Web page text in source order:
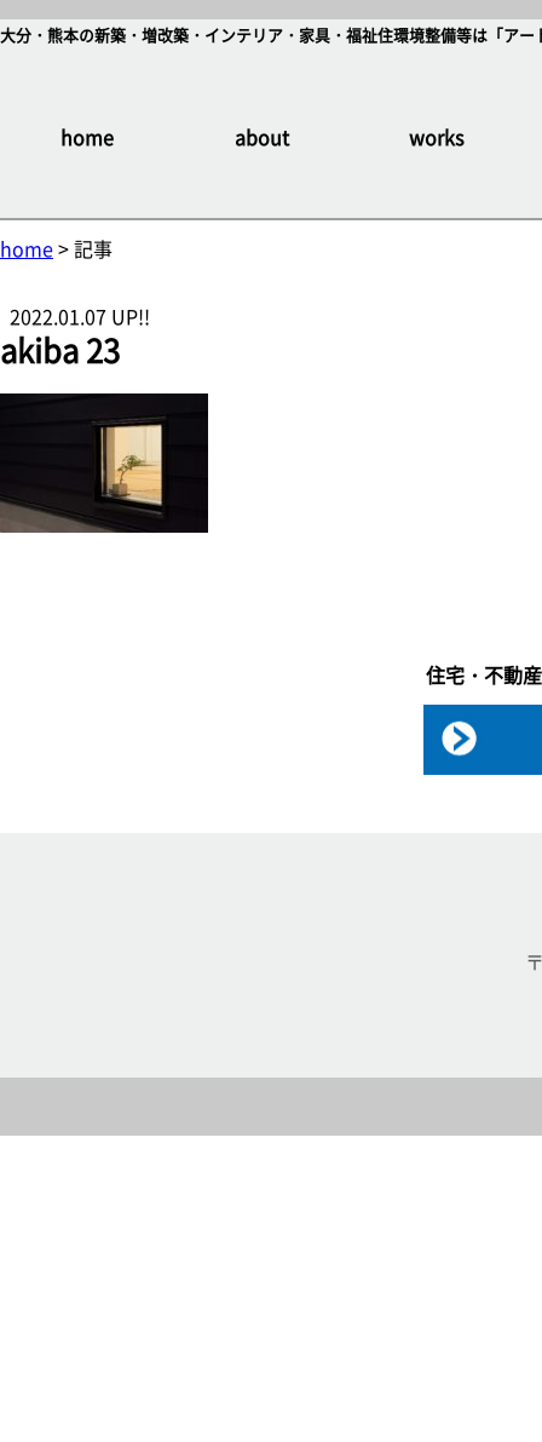
大分・熊本の新築・増改築・インテリア・家具・福祉住環境整備等は「ア
home about works
home > 記事
2022.01.07 UP!!
akiba 23
住宅・不動